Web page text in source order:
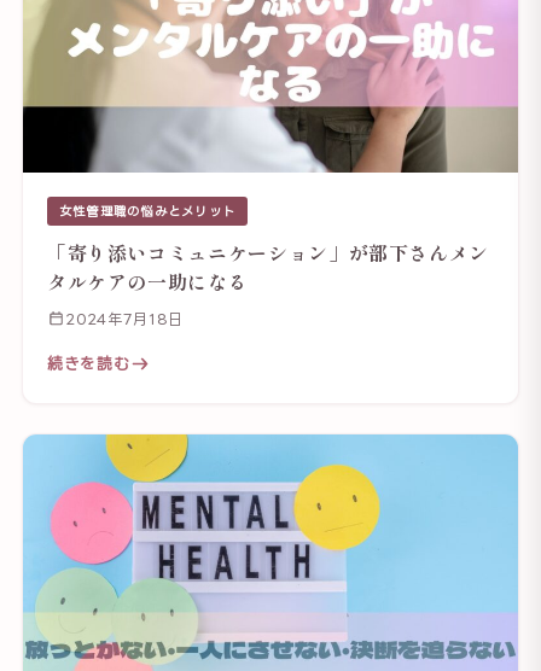
女性管理職の悩みとメリット
「寄り添いコミュニケーション」が部下さんメン
タルケアの一助になる
2024年7月18日
続きを読む